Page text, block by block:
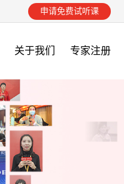
申请免费试听课
关于我们 专家注册